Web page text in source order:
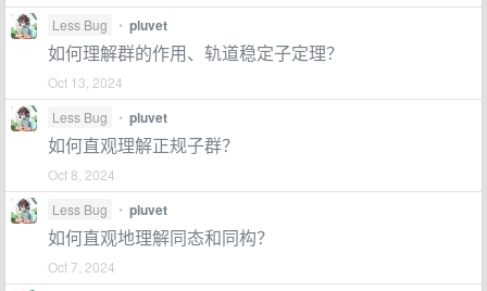
Less Bug
• pluvet
如何理解群的作用、轨道稳定子定理？
Oct 13, 2024
Less Bug
• pluvet
如何直观理解正规子群？
Oct 8, 2024
Less Bug
• pluvet
如何直观地理解同态和同构？
Oct 7, 2024